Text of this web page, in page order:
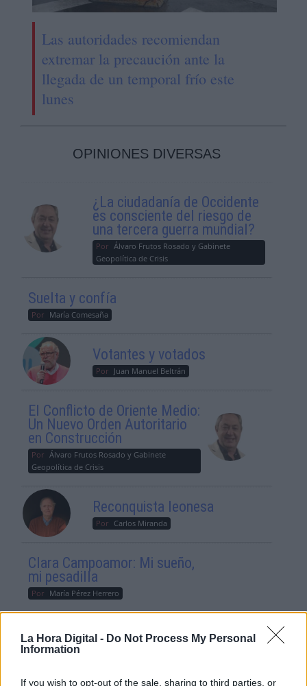
La Hora Digital - Do Not Process My Personal
Information
If you wish to opt-out of the sale, sharing to third parties, or
Las autoridades recomiendan
extremar la precaución ante la
llegada de un temporal frío este
lunes
OPINIONES DIVERSAS
¿La ciudadanía de Occidente
es consciente del riesgo de
una tercera guerra mundial?
Por Álvaro Frutos Rosado y Gabinete
Geopolítica de Crisis
Suelta y confía
Por María Comesaña
Votantes y votados
Por Juan Manuel Beltrán
El Conflicto de Oriente Medio:
Un Nuevo Orden Autoritario
en Construcción
Por Álvaro Frutos Rosado y Gabinete
Geopolítica de Crisis
Reconquista leonesa
Por Carlos Miranda
Clara Campoamor: Mi sueño,
mi pesadilla
Por María Pérez Herrero